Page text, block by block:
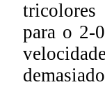
tricolores
para o 2-